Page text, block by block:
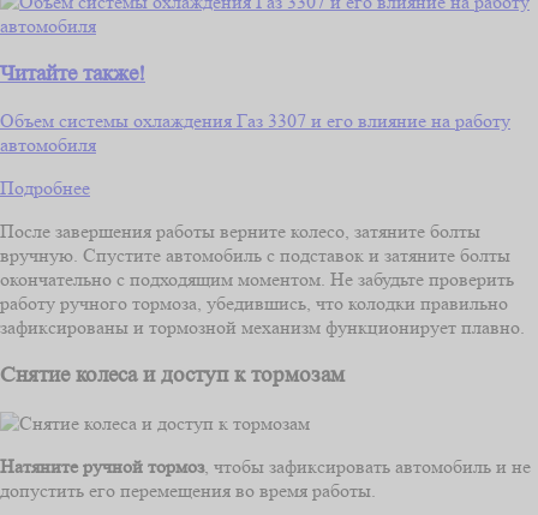
Читайте также!
Объем системы охлаждения Газ 3307 и его влияние на работу
автомобиля
Подробнее
После завершения работы верните колесо, затяните болты
вручную. Спустите автомобиль с подставок и затяните болты
окончательно с подходящим моментом. Не забудьте проверить
работу ручного тормоза, убедившись, что колодки правильно
зафиксированы и тормозной механизм функционирует плавно.
Снятие колеса и доступ к тормозам
Натяните ручной тормоз, чтобы зафиксировать автомобиль и не
допустить его перемещения во время работы.